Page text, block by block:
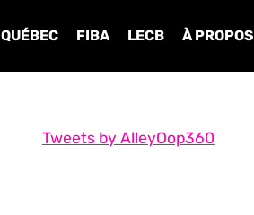
QUÉBEC FIBA LECB À PROPOS
Tweets by AlleyOop360